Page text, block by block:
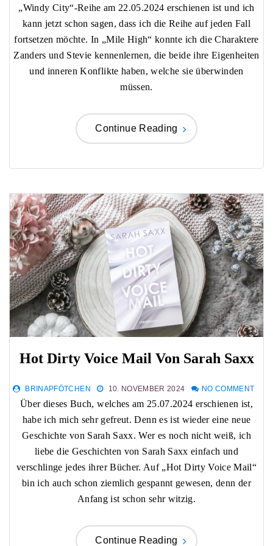
„Windy City“-Reihe am 22.05.2024 erschienen ist und ich
kann jetzt schon sagen, dass ich die Reihe auf jeden Fall
fortsetzen möchte. In „Mile High“ konnte ich die Charaktere
Zanders und Stevie kennenlernen, die beide ihre Eigenheiten
und inneren Konflikte haben, welche sie überwinden
müssen.
Continue Reading
Hot Dirty Voice Mail Von Sarah Saxx
BRINAPFÖTCHEN 10. NOVEMBER 2024 NO COMMENT
Über dieses Buch, welches am 25.07.2024 erschienen ist,
habe ich mich sehr gefreut. Denn es ist wieder eine neue
Geschichte von Sarah Saxx. Wer es noch nicht weiß, ich
liebe die Geschichten von Sarah Saxx einfach und
verschlinge jedes ihrer Bücher. Auf „Hot Dirty Voice Mail“
bin ich auch schon ziemlich gespannt gewesen, denn der
Anfang ist schon sehr witzig.
Continue Reading